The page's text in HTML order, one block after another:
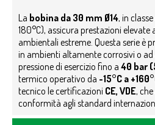
La bobina da 30 mm Ø14, in
180°C), assicura prestazioni elevate
ambientali estreme. Questa serie è
in ambienti altamente corrosivi o
pressione di esercizio fino a 40 bar
termico operativo da -15°C a
tecnico le certificazioni CE, VDE,
conformità agli standard